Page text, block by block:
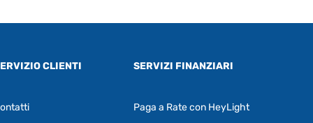
CLIENTI SERVIZI FINANZIARI
Paga a Rate con HeyLight
RF Assist